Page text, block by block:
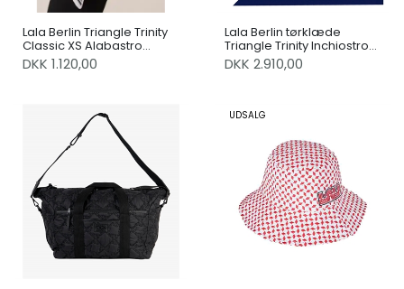
Lala Berlin Triangle Trinity
Classic XS Alabastro
Offwhite
DKK 1.120,00
Lala Berlin tørklæde
Triangle Trinity Inchiostro
Black M
DKK 2.910,00
UDSALG